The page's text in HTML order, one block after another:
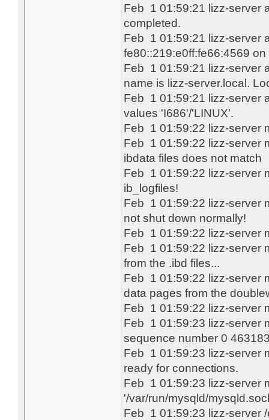
Feb 1 01:59:21 lizz-server
completed.
Feb 1 01:59:21 lizz-server
fe80::219:e0ff:fe66:4569 on
Feb 1 01:59:21 lizz-server
name is lizz-server.local.
Feb 1 01:59:21 lizz-server
values 'I686'/'LINUX'.
Feb 1 01:59:22 lizz-server
Feb 1 01:59:22 lizz-server
ibdata files does not match
Feb 1 01:59:22 lizz-server
ib_logfiles!
Feb 1 01:59:22 lizz-server
not shut down normally!
Feb 1 01:59:22 lizz-server
Feb 1 01:59:22 lizz-server
from the .ibd files...
Feb 1 01:59:22 lizz-server
data pages from the
Feb 1 01:59:22 lizz-server
Feb 1 01:59:23 lizz-server
sequence number 0
Feb 1 01:59:23 lizz-server
ready for connections.
Feb 1 01:59:23 lizz-server
'/var/run/mysqld/
Feb 1 01:59:23 lizz-server